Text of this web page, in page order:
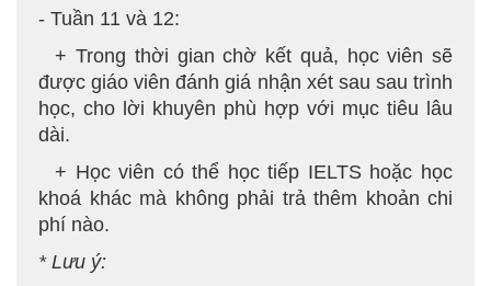
- Tuần 11 và 12:
+ Trong thời gian chờ kết quả, học viên sẽ
được giáo viên đánh giá nhận xét sau sau trình
học, cho lời khuyên phù hợp với mục tiêu lâu
dài.
+ Học viên có thể học tiếp IELTS hoặc học
khoá khác mà không phải trả thêm khoản chi
phí nào.
* Lưu ý: